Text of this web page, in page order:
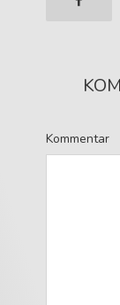
Kommentar